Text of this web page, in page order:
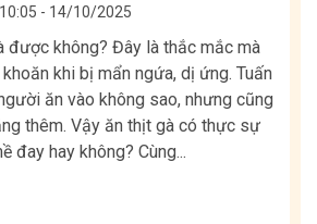
10:05 - 14/10/2025
được không? Đây là thắc mắc mà
khi bị mẩn ngứa, dị ứng. Tuấn
ăn vào không sao, nhưng cũng
thêm. Vậy ăn thịt gà có thực sự
đay hay không? Cùng...